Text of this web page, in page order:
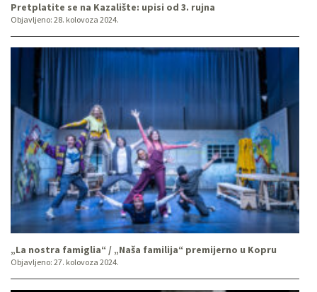
Pretplatite se na Kazalište: upisi od 3. rujna
Objavljeno: 28. kolovoza 2024.
„La nostra famiglia“ / „Naša familija“ premijerno u Kopru
Objavljeno: 27. kolovoza 2024.